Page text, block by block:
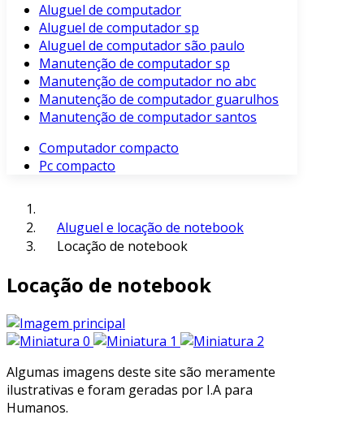
Aluguel de computador
Aluguel de computador sp
Aluguel de computador são paulo
Manutenção de computador sp
Manutenção de computador no abc
Manutenção de computador guarulhos
Manutenção de computador santos
Computador compacto
Pc compacto
Aluguel e locação de notebook
Locação de notebook
Locação de notebook
Algumas imagens deste site são meramente
ilustrativas e foram geradas por I.A para
Humanos.